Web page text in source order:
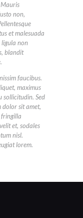
non,
et malesuada
ligula non
blandit
faucibus.
maximus
sollicitudin. Sed
dolor sit amet,
et, sodales
nisl.
lorem.